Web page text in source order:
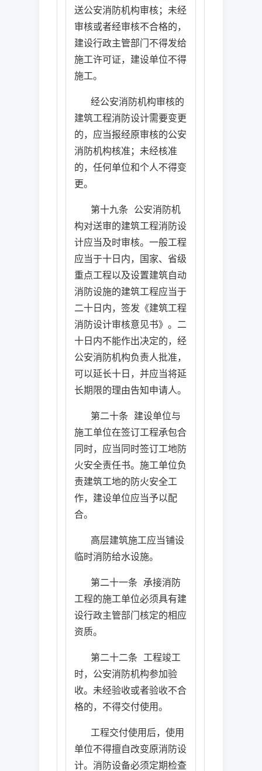
送公安消防机构审核；未经
审核或者经审核不合格的，
建设行政主管部门不得发给
施工许可证，建设单位不得
施工。
经公安消防机构审核的
建筑工程消防设计需要变更
的，应当报经原审核的公安
消防机构核准；未经核准
的，任何单位和个人不得变
更。
第十九条 公安消防机
构对送审的建筑工程消防设
计应当及时审核。一般工程
应当于十日内，国家、省级
重点工程以及设置建筑自动
消防设施的建筑工程应当于
二十日内，签发《建筑工程
消防设计审核意见书》。二
十日内不能作出决定的，经
公安消防机构负责人批准，
可以延长十日，并应当将延
长期限的理由告知申请人。
第二十条 建设单位与
施工单位在签订工程承包合
同时，应当同时签订工地防
火安全责任书。施工单位负
责建筑工地的防火安全工
作，建设单位应当予以配
合。
高层建筑施工应当铺设
临时消防给水设施。
第二十一条 承接消防
工程的施工单位必须具有建
设行政主管部门核定的相应
资质。
第二十二条 工程竣工
时，公安消防机构参加验
收。未经验收或者验收不合
格的，不得交付使用。
工程交付使用后，使用
单位不得擅自改变原消防设
计。消防设备必须定期检查